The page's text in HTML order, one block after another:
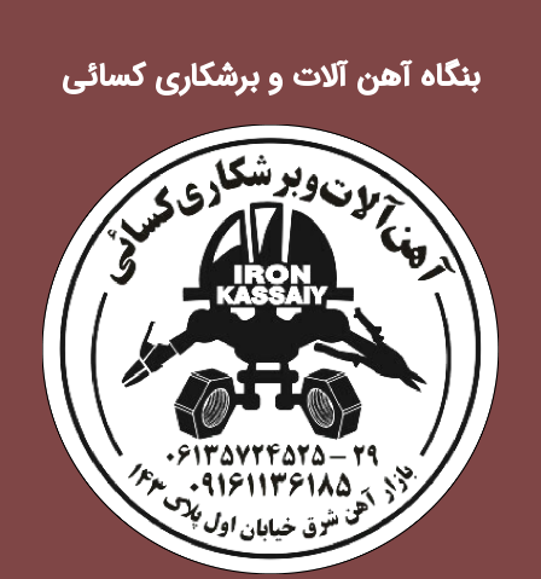
بنگاه آهن آلات و برشکاری کسائی